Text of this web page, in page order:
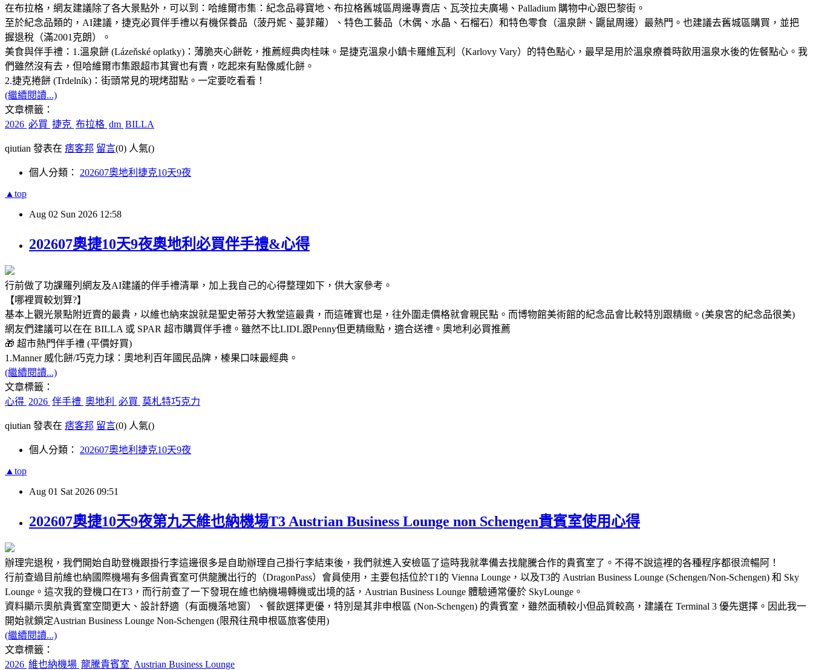
在布拉格，網友建議除了各大景點外，可以到：哈維爾市集：紀念品尋寶地、布拉格舊城區周邊專賣店、瓦茨拉夫廣場、Palladium 購物中心跟巴黎街。
至於紀念品類的，AI建議，捷克必買伴手禮以有機保養品（菠丹妮、蔓菲蘿）、特色工藝品（木偶、水晶、石榴石）和特色零食（溫泉餅、鼴鼠周邊）最熱門。也建議去舊城區購買，並把
握退稅（滿2001克朗）。
美食與伴手禮：1.溫泉餅 (Lázeňské oplatky)：薄脆夾心餅乾，推薦經典肉桂味。是捷克溫泉小鎮卡羅維瓦利（Karlovy Vary）的特色點心，最早是用於溫泉療養時飲用溫泉水後的佐餐點心。我
們雖然沒有去，但哈維爾市集跟超市其實也有賣，吃起來有點像威化餅。
2.捷克捲餅 (Trdelník)：街頭常見的現烤甜點。一定要吃看看！
(繼續閱讀...)
文章標籤：
2026 必買 捷克 布拉格 dm BILLA
qiutian 發表在 痞客邦 留言(0) 人氣()
個人分類： 202607奧地利捷克10天9夜
▲top
Aug 02 Sun 2026 12:58
202607奧捷10天9夜奧地利必買伴手禮&心得
行前做了功課羅列網友及AI建議的伴手禮清單，加上我自己的心得整理如下，供大家參考。
【哪裡買較划算?】
基本上觀光景點附近賣的最貴，以維也納來說就是聖史蒂芬大教堂這最貴，而這確實也是，往外圍走價格就會親民點。而博物館美術館的紀念品會比較特別跟精緻。(美泉宮的紀念品很美)
網友們建議可以在在 BILLA 或 SPAR 超市購買伴手禮。雖然不比LIDL跟Penny但更精緻點，適合送禮。奧地利必買推薦
🎁 超市熱門伴手禮 (平價好買)
1.Manner 威化餅/巧克力球：奧地利百年國民品牌，榛果口味最經典。
(繼續閱讀...)
文章標籤：
心得 2026 伴手禮 奧地利 必買 莫札特巧克力
qiutian 發表在 痞客邦 留言(0) 人氣()
個人分類： 202607奧地利捷克10天9夜
▲top
Aug 01 Sat 2026 09:51
202607奧捷10天9夜第九天維也納機場T3 Austrian Business Lounge non Schengen貴賓室使用心得
辦理完退稅，我們開始自助登機跟掛行李這邊很多是自助辦理自己掛行李結束後，我們就進入安檢區了這時我就準備去找龍騰合作的貴賓室了。不得不說這裡的各種程序都很流暢阿！
行前查過目前維也納國際機場有多個貴賓室可供龍騰出行的（DragonPass）會員使用，主要包括位於T1的 Vienna Lounge，以及T3的 Austrian Business Lounge (Schengen/Non-Schengen) 和 Sky
Lounge。這次我的登機口在T3，而行前查了一下發現在維也納機場轉機或出境的話，Austrian Business Lounge 體驗通常優於 SkyLounge。
資料顯示奧航貴賓室空間更大、設計舒適（有面機落地窗）、餐飲選擇更優，特別是其非申根區 (Non-Schengen) 的貴賓室，雖然面積較小但品質較高，建議在 Terminal 3 優先選擇。因此我一
開始就鎖定Austrian Business Lounge Non-Schengen (限飛往飛申根區旅客使用)
(繼續閱讀...)
文章標籤：
2026 維也納機場 龍騰貴賓室 Austrian Business Lounge